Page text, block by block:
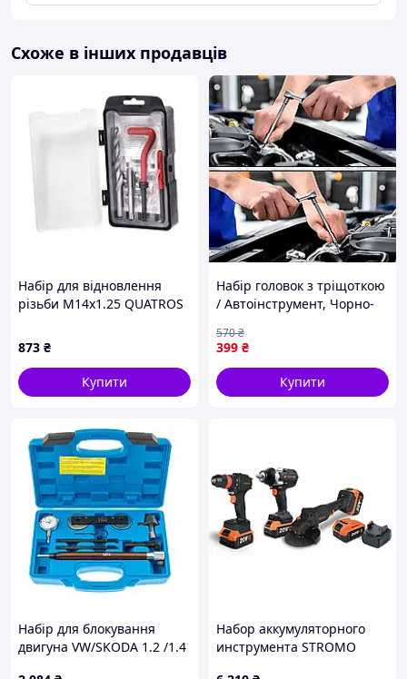
Схоже в інших продавців
Набір для відновлення
різьби M14x1.25 QUATROS
873 ₴
Купити
Набір головок з тріщоткою
/ Автоінструмент, Чорно-
інструменту в кейсі (53
предмети)
399 ₴
570₴
Купити
Набір для блокування
двигуна VW/SKODA 1.2 /1.4
Набор аккумуляторного
инструмента STROMO